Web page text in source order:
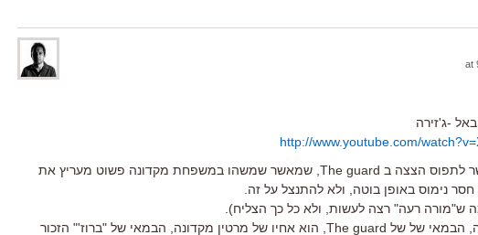
-ג'זירה
http://www.youtube.com/
ובאותו לינק אפשר לתפוס הצצה ב The guard, שמאשר שמשהו במשפחת מקדונה פשוט מעריץ את
נימוס באופן בוטה, ולא להתנצל על זה.
ש"מורה רעה" רצה לעשות, ולא כל כך הצליח).
ג'ון מייקל מקדונה, הבמאי של של The guard, הוא אחיו של מרטין מקדונה, הבמאי של "ברוז'" הזכור